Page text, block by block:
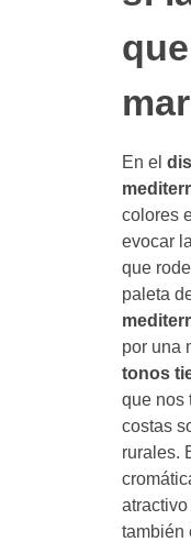
En el
colores
evocar
que
paleta
por una
tonos
que nos
costas
rurales.
también